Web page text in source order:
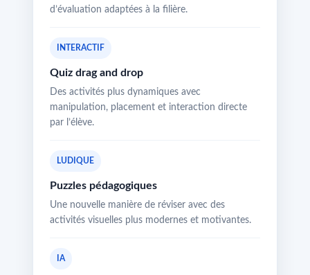
d’évaluation adaptées à la filière.
INTERACTIF
Quiz drag and drop
Des activités plus dynamiques avec
manipulation, placement et interaction directe
par l’élève.
LUDIQUE
Puzzles pédagogiques
Une nouvelle manière de réviser avec des
activités visuelles plus modernes et motivantes.
IA